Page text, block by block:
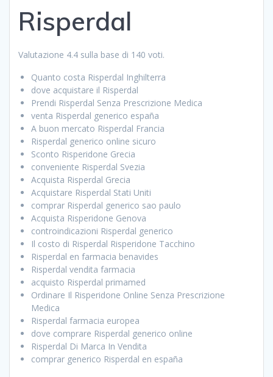
Risperdal
Valutazione 4.4 sulla base di 140 voti.
Quanto costa Risperdal Inghilterra
dove acquistare il Risperdal
Prendi Risperdal Senza Prescrizione Medica
venta Risperdal generico españa
A buon mercato Risperdal Francia
Risperdal generico online sicuro
Sconto Risperidone Grecia
conveniente Risperdal Svezia
Acquista Risperdal Grecia
Acquistare Risperdal Stati Uniti
comprar Risperdal generico sao paulo
Acquista Risperidone Genova
controindicazioni Risperdal generico
Il costo di Risperdal Risperidone Tacchino
Risperdal en farmacia benavides
Risperdal vendita farmacia
acquisto Risperdal primamed
Ordinare Il Risperidone Online Senza Prescrizione
Medica
Risperdal farmacia europea
dove comprare Risperdal generico online
Risperdal Di Marca In Vendita
comprar generico Risperdal en españa